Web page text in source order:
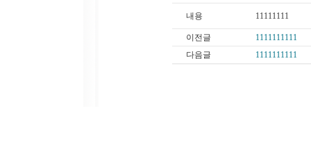
내용 11111111
이전글
1111111111
다음글
1111111111